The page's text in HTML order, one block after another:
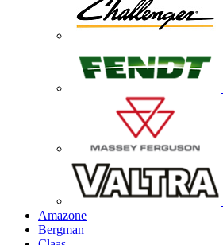
Amazone
Bergman